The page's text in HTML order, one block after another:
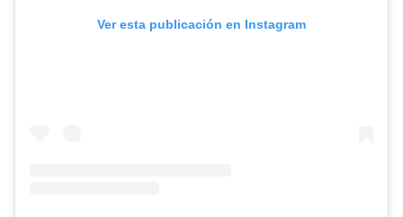
Ver esta publicación en Instagram